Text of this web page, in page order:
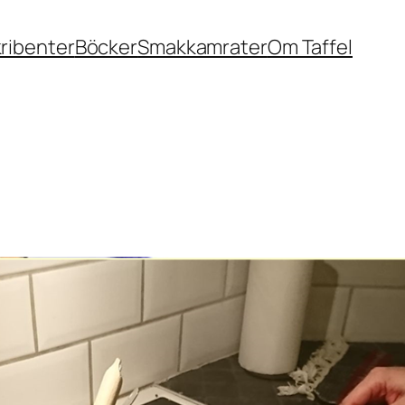
BöckerSmakkamraterOm Taffel